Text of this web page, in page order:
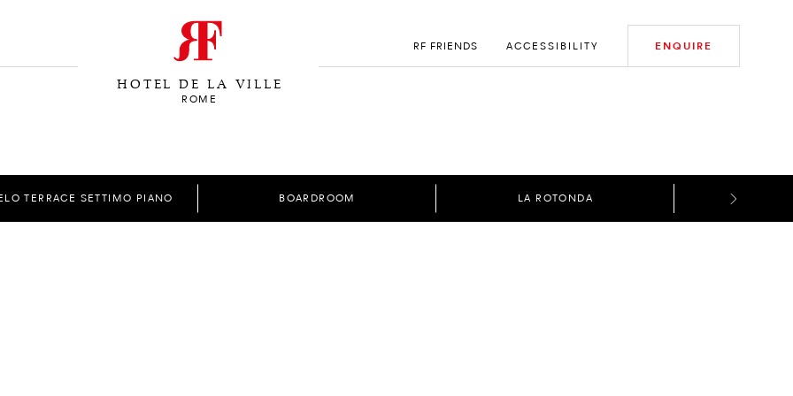
HOTEL DE LA VILLE
ROME
RF FRIENDS ACCESSIBILITY ENQUIRE
TERRACE SETTIMO PIANO BOARDROOM LA ROTONDA CIELO